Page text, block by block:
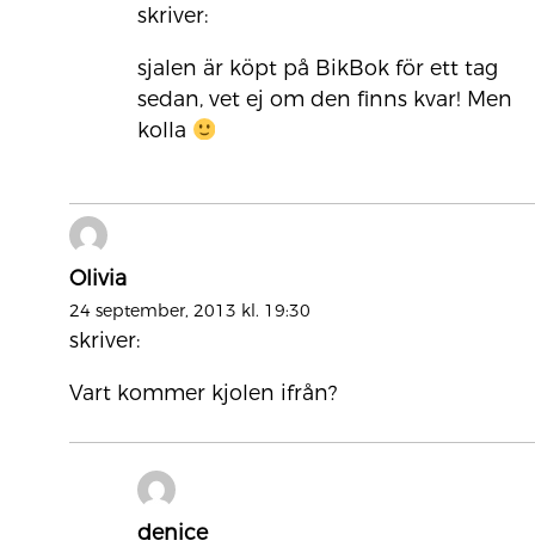
skriver:
sjalen är köpt på BikBok för ett tag
sedan, vet ej om den finns kvar! Men
kolla
Olivia
24 september, 2013 kl. 19:30
skriver:
Vart kommer kjolen ifrån?
denice